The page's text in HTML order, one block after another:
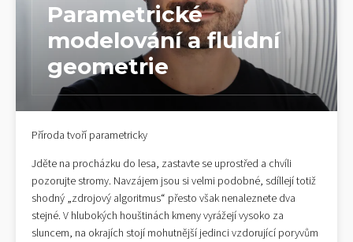
Parametrické
modelování a fluidní
geometrie
Příroda tvoří parametricky
Jděte na procházku do lesa, zastavte se uprostřed a chvíli
pozorujte stromy. Navzájem jsou si velmi podobné, sdíllejí totiž
shodný „zdrojový algoritmus“ přesto však nenaleznete dva
stejné. V hlubokých houštinách kmeny vyrážejí vysoko za
sluncem, na okrajích stojí mohutnější jedinci vzdorující poryvům